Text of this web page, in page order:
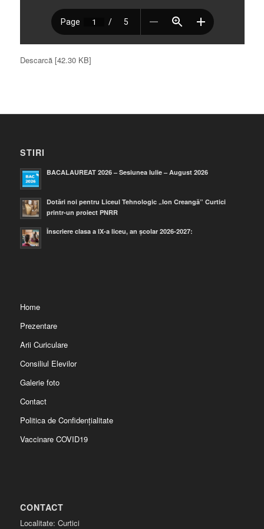
Descarcă [42.30 KB]
STIRI
BACALAUREAT 2026 – Sesiunea Iulie – August 2026
Dotări noi pentru Liceul Tehnologic „Ion Creangă” Curtici
printr-un proiect PNRR
Înscriere clasa a IX-a liceu, an școlar 2026-2027:
Home
Prezentare
Arii Curiculare
Consiliul Elevilor
Galerie foto
Contact
Politica de Confidențialitate
Vaccinare COVID19
CONTACT
Localitate: Curtici